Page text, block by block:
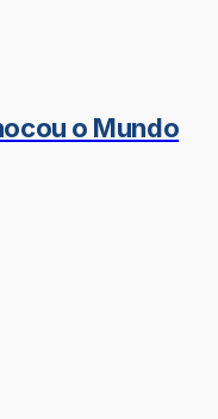
o Mundo